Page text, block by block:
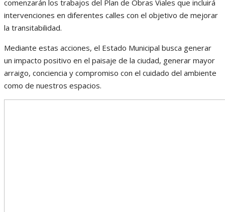
comenzarán los trabajos del Plan de Obras Viales que incluirá
intervenciones en diferentes calles con el objetivo de mejorar
la transitabilidad.
Mediante estas acciones, el Estado Municipal busca generar
un impacto positivo en el paisaje de la ciudad, generar mayor
arraigo, conciencia y compromiso con el cuidado del ambiente
como de nuestros espacios.